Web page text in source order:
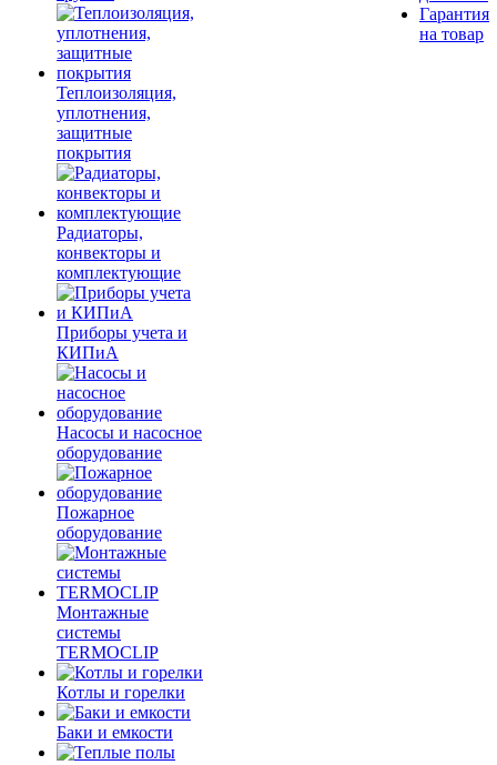
Теплоизоляция,
уплотнения,
защитные
покрытия
Радиаторы,
конвекторы и
комплектующие
Приборы учета и
КИПиА
Насосы и насосное
оборудование
Пожарное
оборудование
Монтажные
системы
TERMOCLIP
Котлы и горелки
Баки и емкости
Гарантия
на товар